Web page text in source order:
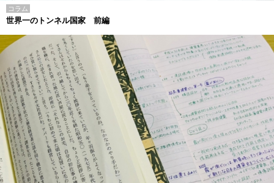
コラム
世界一のトンネル国家 前編